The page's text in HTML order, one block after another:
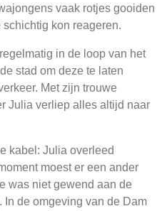
vaak rotjes gooiden
kon reageren.
in de loop van het
stad om deze te laten
Met zijn trouwe
Julia verliep alles altijd naar
kabel: Julia overleed
moest er een ander
was niet gewend aan de
de omgeving van de Dam